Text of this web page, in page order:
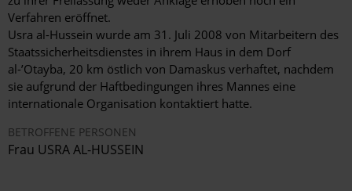
Verfahren eröffnet.
Usra al-Hussein wurde am 31. Juli 2008 von Mitarbeitern des
Staatssicherheitsdienstes in ihrem Haus in dem Dorf
al-’Otayba, 20 km östlich von Damaskus verhaftet, nachdem
sie aufgrund der Haftbedingungen ihres Mannes eine
internationale Organisation kontaktiert hatte.
BETROFFENE PERSONEN
Frau USRA AL-HUSSEIN